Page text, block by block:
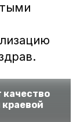
качество